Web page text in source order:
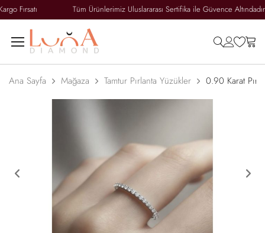
Fırsatı Tüm Ürünlerimiz Uluslararası Sertifika ile Güvence Altındadır
search
Ana Sayfa Mağaza Tamtur Pırlanta Yüzükler 0.90 Karat
Previous